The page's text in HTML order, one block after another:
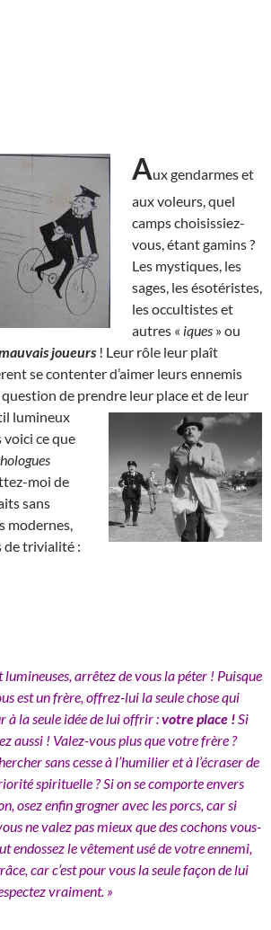
Aux gendarmes et
aux voleurs, quel
camps choisissiez-
vous, étant gamins ?
Les mystiques, les
sages, les ésotéristes,
les occultistes et
autres « iques » ou
joueurs ! Leur rôle leur plaît
se contenter d’aimer leurs ennemis
de prendre leur place et de leur
lumineux
voici ce que
moi de
sans
modernes,
de trivialité :
arrêtez de vous la péter ! Puisque
est un frère, offrez-lui la seule chose qui
la seule idée de lui offrir :votre place ! Si
aussi ! Valez-vous plus que votre frère ?
sans cesse à l’humilier et à l’écraser de
spirituelle ? Si on se comporte envers
osez enfin grogner avec les porcs, car si
ne valez pas mieux que des cochons vous-
endossez le vêtement usé de votre ennemi,
car c’est pour vous la seule façon de lui
vraiment. »